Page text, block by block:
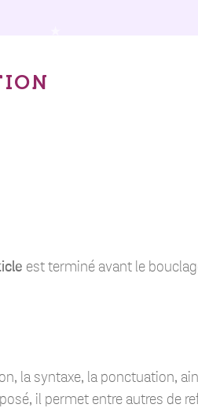
est terminé avant le
la syntaxe, la ponctuation,
il permet entre autres de